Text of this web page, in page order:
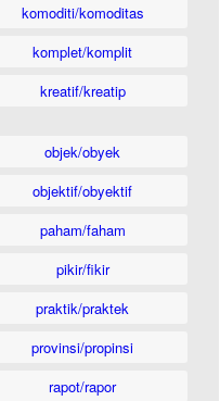
komoditi/komoditas
komplet/komplit
kreatif/kreatip
objek/obyek
objektif/obyektif
paham/faham
pikir/fikir
praktik/praktek
provinsi/propinsi
rapot/rapor